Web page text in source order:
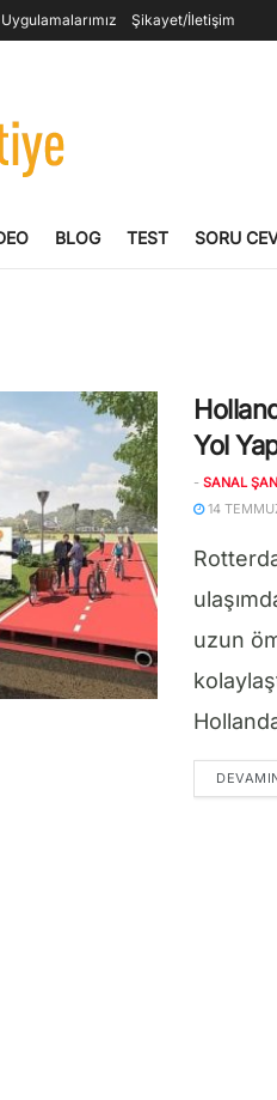
Şikayet/İletişim
BLOG TEST SORU
Yol
- SANAL
14
uzun